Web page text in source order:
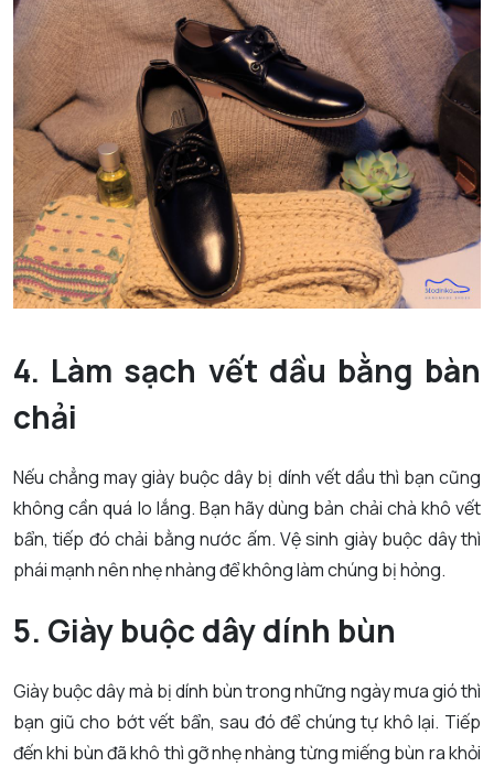
4. Làm sạch vết dầu bằng bàn
chải
Nếu chẳng may giày buộc dây bị dính vết dầu thì bạn cũng
không cần quá lo lắng. Bạn hãy dùng bản chải chà khô vết
bẩn, tiếp đó chải bằng nước ấm. Vệ sinh giày buộc dây thì
phái mạnh nên nhẹ nhàng để không làm chúng bị hỏng.
5. Giày buộc dây dính bùn
Giày buộc dây mà bị dính bùn trong những ngày mưa gió thì
bạn giũ cho bớt vết bẩn, sau đó để chúng tự khô lại. Tiếp
đến khi bùn đã khô thì gỡ nhẹ nhàng từng miếng bùn ra khỏi